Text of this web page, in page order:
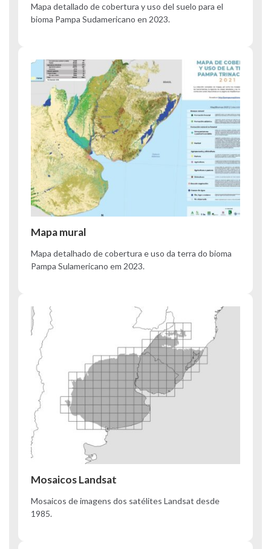
Mapa detallado de cobertura y uso del suelo para el
bioma Pampa Sudamericano en 2023.
Mapa mural
Mapa detalhado de cobertura e uso da terra do bioma
Pampa Sulamericano em 2023.
Mosaicos Landsat
Mosaicos de imagens dos satélites Landsat desde
1985.